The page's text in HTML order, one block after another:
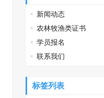
新闻动态
农林牧渔类证书
学员报名
联系我们
标签列表